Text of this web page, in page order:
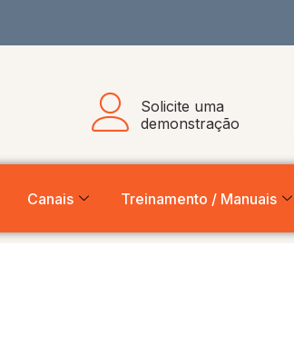
Solicite uma
demonstração
Canais Treinamento / Manuais